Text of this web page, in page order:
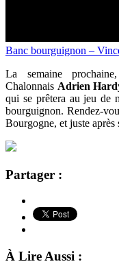
Banc bourguignon –
La semaine
Chalonnais Adrien
qui se prêtera au jeu de
bourguignon. Rendez-
Bourgogne, et juste
Partager :
À Lire Aussi :